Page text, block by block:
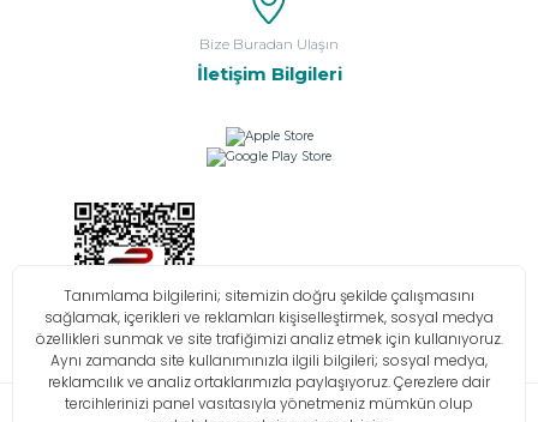
Bize Buradan Ulaşın
İletişim Bilgileri